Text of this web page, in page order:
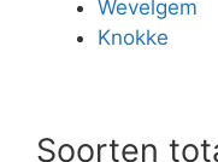
Wevelgem
Knokke
Soorten